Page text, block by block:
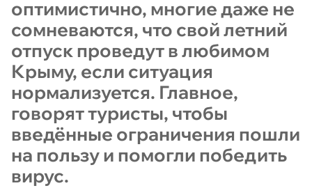
оптимистично, многие даже не
сомневаются, что свой летний
отпуск проведут в любимом
Крыму, если ситуация
нормализуется. Главное,
говорят туристы, чтобы
введённые ограничения пошли
на пользу и помогли победить
вирус.